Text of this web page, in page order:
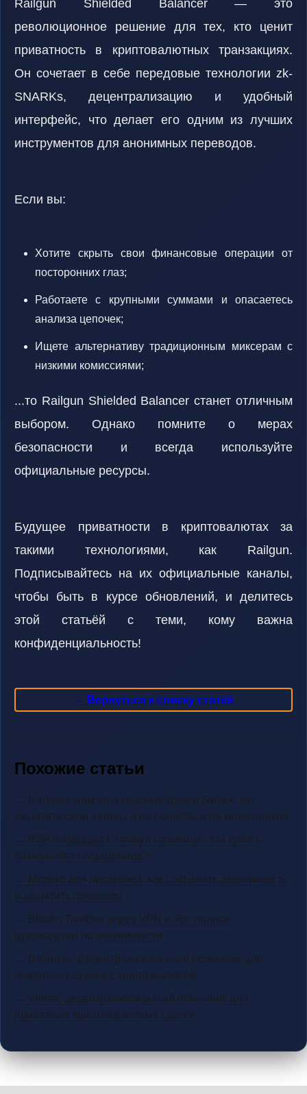
Railgun Shielded Balancer — это
революционное решение для тех, кто ценит
приватность в криптовалютных транзакциях.
Он сочетает в себе передовые технологии zk-
SNARKs, децентрализацию и удобный
интерфейс, что делает его одним из лучших
инструментов для анонимных переводов.
Если вы:
Хотите скрыть свои финансовые операции от
посторонних глаз;
Работаете с крупными суммами и опасаетесь
анализа цепочек;
Ищете альтернативу традиционным миксерам с
низкими комиссиями;
...то Railgun Shielded Balancer станет отличным
выбором. Однако помните о мерах
безопасности и всегда используйте
официальные ресурсы.
Будущее приватности в криптовалютах за
такими технологиями, как Railgun.
Подписывайтесь на их официальные каналы,
чтобы быть в курсе обновлений, и делитесь
этой статьёй с теми, кому важна
конфиденциальность!
← Вернуться к списку статей
Похожие статьи
→ Биткоин-миксер и красные флаги биржи: как
защитить свои активы и не попасться на мошенников
→ P2P-площадка Стамбул наличные: как купить
биткоин без посредников?
→ Monero для писателей: как сохранить анонимность
и защитить гонорары
→ Bitcoin Tumbler через VPN и Tor: полное
руководство по анонимности
→ Balancer: Децентрализованный обменник для
приватных сделок с криптовалютой
→ Vertex: децентрализованный обменник для
приватных криптовалютных сделок